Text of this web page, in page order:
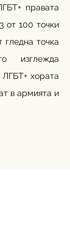
правата
от 100 точки
гледна точка
изглежда
хората
в армията и